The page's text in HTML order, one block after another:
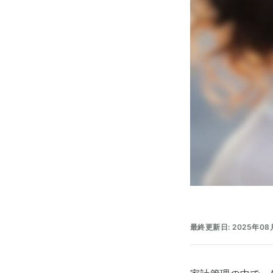
最終更新日: 2025年08